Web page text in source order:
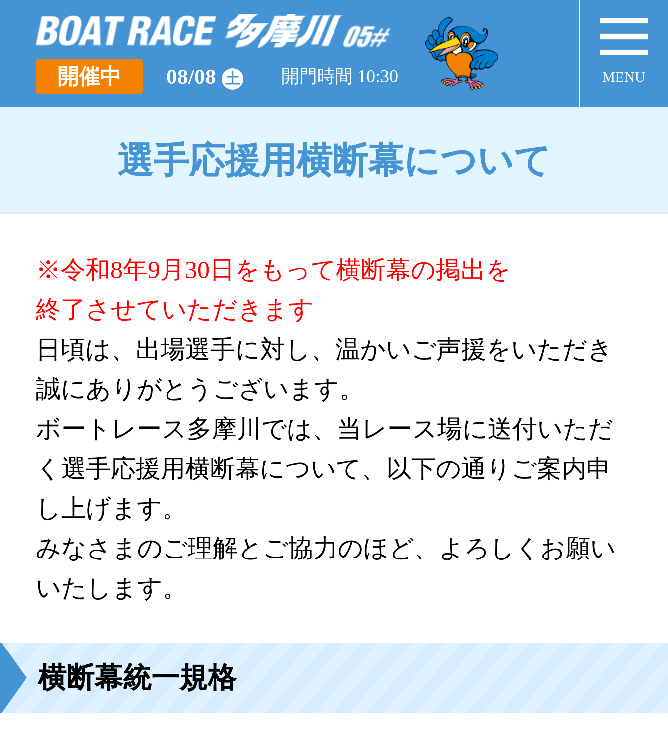
開催中 08/08 土 開門時間 10:30 MENU
選手応援用横断幕について
※令和8年9月30日をもって横断幕の掲出を
終了させていただきます
日頃は、出場選手に対し、温かいご声援をいただき
誠にありがとうございます。
ボートレース多摩川では、当レース場に送付いただ
く選手応援用横断幕について、以下の通りご案内申
し上げます。
みなさまのご理解とご協力のほど、よろしくお願い
いたします。
横断幕統一規格